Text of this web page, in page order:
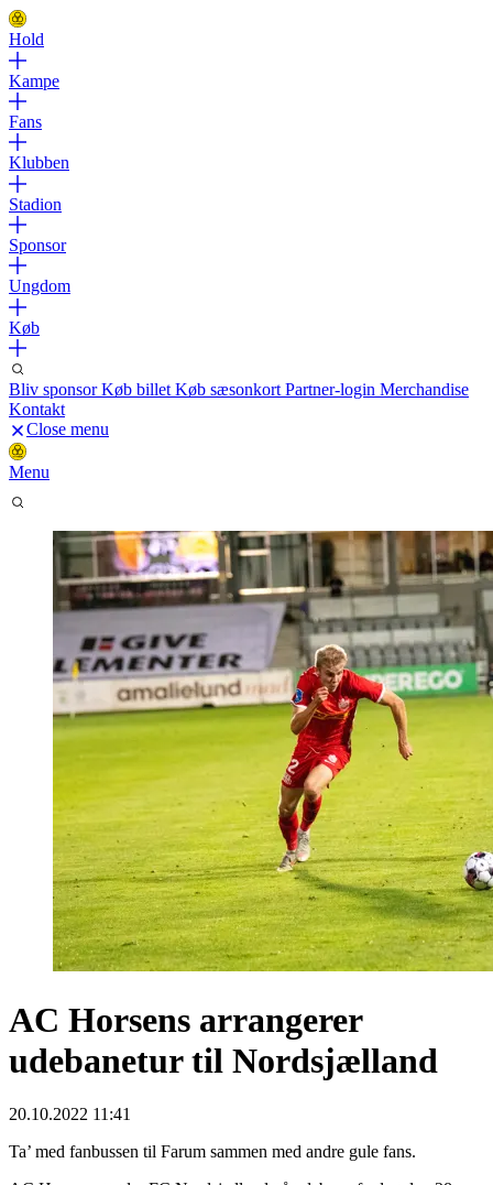
Hold
Kampe
Fans
Klubben
Stadion
Sponsor
Ungdom
Køb
Bliv sponsorKøb billet Køb sæsonkort Partner-login Merchandise
Kontakt
Close menu
Menu
AC Horsens arrangerer
udebanetur til Nordsjælland
20.10.2022 11:41
Ta’ med fanbussen til Farum sammen med andre gule fans.